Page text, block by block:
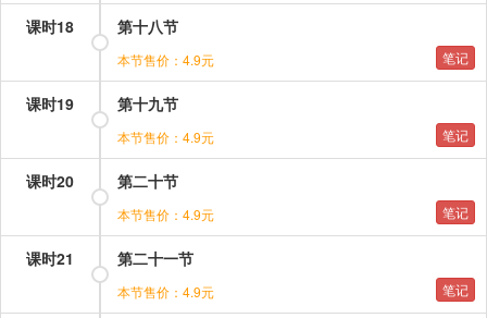
课时18 第十八节
本节售价：4.9元 笔记
课时19 第十九节
本节售价：4.9元 笔记
课时20 第二十节
本节售价：4.9元 笔记
课时21 第二十一节
本节售价：4.9元 笔记